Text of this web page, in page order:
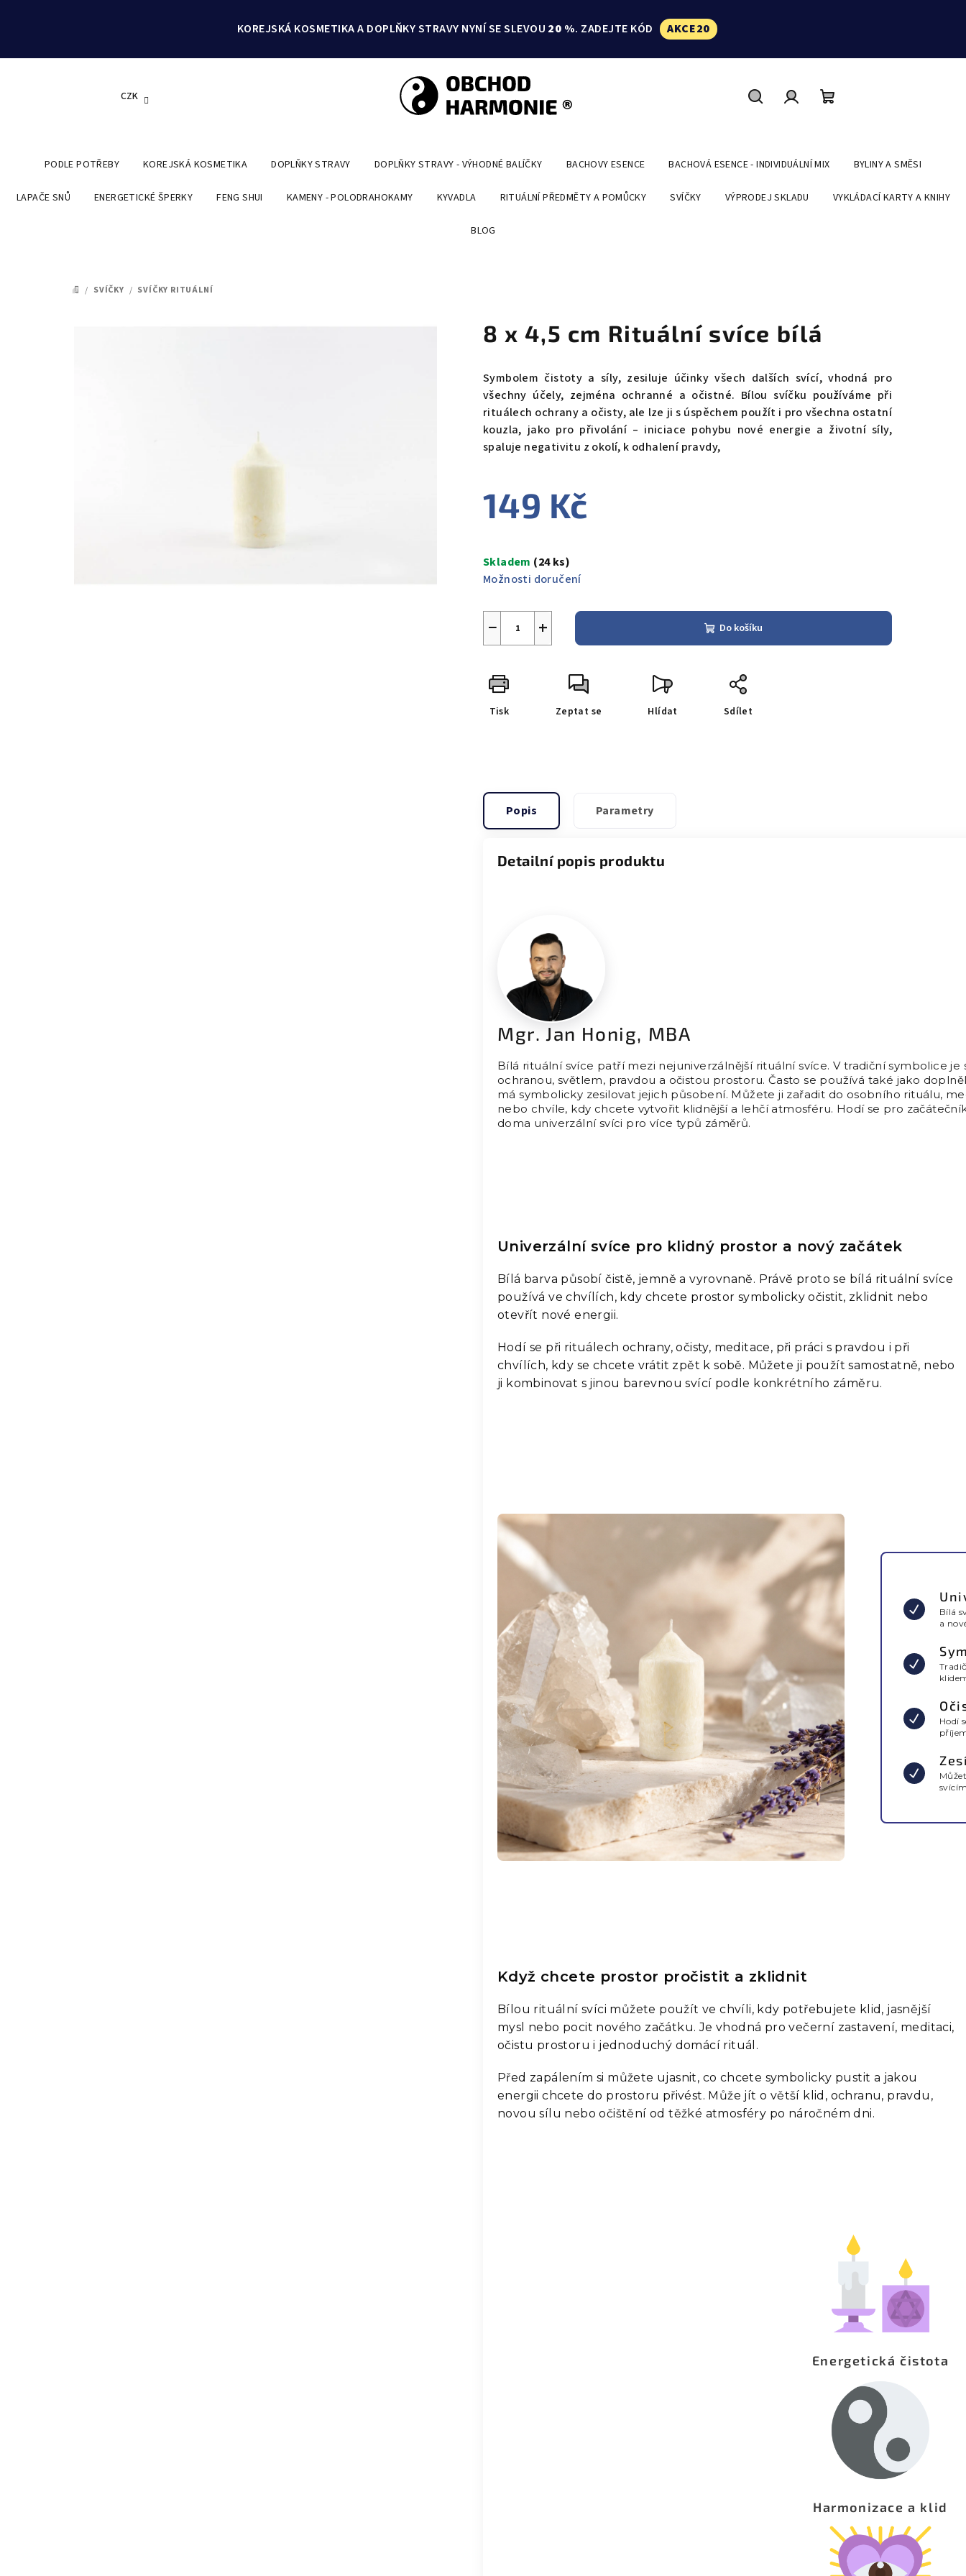
KOREJSKÁ KOSMETIKA A DOPLŇKY STRAVY NYNÍ SE SLEVOU 20 %. ZADEJTE KÓD AKCE20
CZK
košík
PODLE POTŘEBY KOREJSKÁ KOSMETIKA DOPLŇKY STRAVY DOPLŇKY STRAVY - VÝHODNÉ BALÍČKY BACHOVY ESENCE BACHOVÁ ESENCE - INDIVIDUÁLNÍ MIX BYLINY A SMĚSI
LAPAČE SNŮ ENERGETICKÉ ŠPERKY FENG SHUI KAMENY - POLODRAHOKAMY KYVADLA RITUÁLNÍ PŘEDMĚTY A POMŮCKY SVÍČKY VÝPRODEJ SKLADU VYKLÁDACÍ KARTY A KNIHY
BLOG
DOMŮ
/ SVÍČKY / SVÍČKY RITUÁLNÍ
8 x 4,5 cm Rituální svíce bílá
Symbolem čistoty a síly, zesiluje účinky všech dalších svící, vhodná pro
všechny účely, zejména ochranné a očistné. Bílou svíčku používáme při
rituálech ochrany a očisty, ale lze ji s úspěchem použít i pro všechna ostatní
kouzla, jako pro přivolání – iniciace pohybu nové energie a životní síly,
spaluje negativitu z okolí, k odhalení pravdy,
149 Kč
cena:
Skladem (24 ks)
Možnosti doručení
+
− Do košíku
Tisk Zeptat se Hlídat Sdílet
Popis Parametry
Detailní popis produktu
Mgr. Jan Honig, MBA
Bílá rituální svíce patří mezi nejuniverzálnější rituální svíce. V tradiční symbolice je
ochranou, světlem, pravdou a očistou prostoru. Často se používá také jako
má symbolicky zesilovat jejich působení. Můžete ji zařadit do osobního rituálu,
nebo chvíle, kdy chcete vytvořit klidnější a lehčí atmosféru. Hodí se pro
doma univerzální svíci pro více typů záměrů.
Univerzální svíce pro klidný prostor a nový začátek
Bílá barva působí čistě, jemně a vyrovnaně. Právě proto se bílá rituální svíce
používá ve chvílích, kdy chcete prostor symbolicky očistit, zklidnit nebo
otevřít nové energii.
Hodí se při rituálech ochrany, očisty, meditace, při práci s pravdou i při
chvílích, kdy se chcete vrátit zpět k sobě. Můžete ji použít samostatně, nebo
ji kombinovat s jinou barevnou svící podle konkrétního záměru.
Bílá
a
Hodí
Když chcete prostor pročistit a zklidnit
Bílou rituální svíci můžete použít ve chvíli, kdy potřebujete klid, jasnější
mysl nebo pocit nového začátku. Je vhodná pro večerní zastavení, meditaci,
očistu prostoru i jednoduchý domácí rituál.
Před zapálením si můžete ujasnit, co chcete symbolicky pustit a jakou
energii chcete do prostoru přivést. Může jít o větší klid, ochranu, pravdu,
novou sílu nebo očištění od těžké atmosféry po náročném dni.
Energetická čistota
Harmonizace a klid